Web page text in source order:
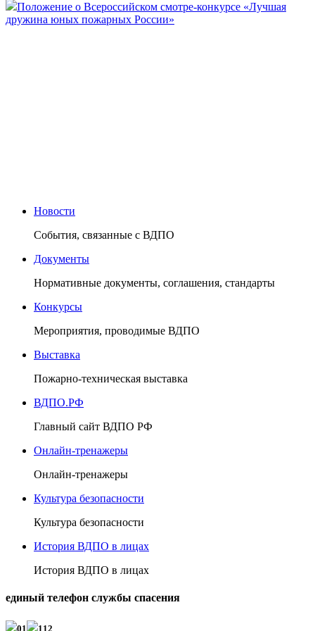
Положение о Всероссийском смотре-конкурсе «Лучшая
дружина юных пожарных России»
Новости
События, связанные с ВДПО
Документы
Нормативные документы, соглашения, стандарты
Конкурсы
Мероприятия, проводимые ВДПО
Выставка
Пожарно-техническая выставка
ВДПО.РФ
Главный сайт ВДПО РФ
Онлайн-тренажеры
Онлайн-тренажеры
Культура безопасности
Культура безопасности
История ВДПО в лицах
История ВДПО в лицах
единый телефон службы спасения
01 112